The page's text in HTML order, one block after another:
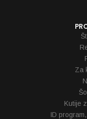
Za
Kutije
ID